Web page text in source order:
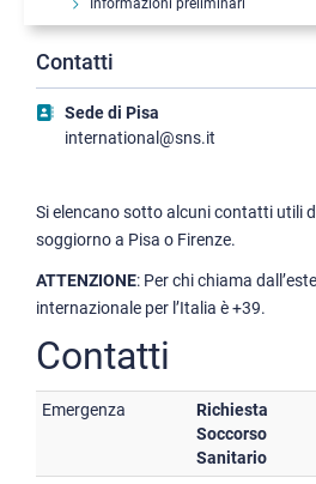
Informazioni preliminari
Studentesse e studenti
Staff internazionale ospite
Contatti utili
Contatti
Sede di Pisa
international@sns.it
Si elencano sotto alcuni contatti utili
soggiorno a Pisa o Firenze.
ATTENZIONE: Per chi chiama
internazionale per l’Italia è +39.
Contatti
Emergenza
Richiesta
Soccorso
Sanitario